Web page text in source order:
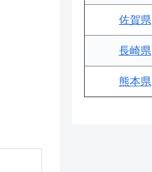
佐賀県
長崎県
熊本県